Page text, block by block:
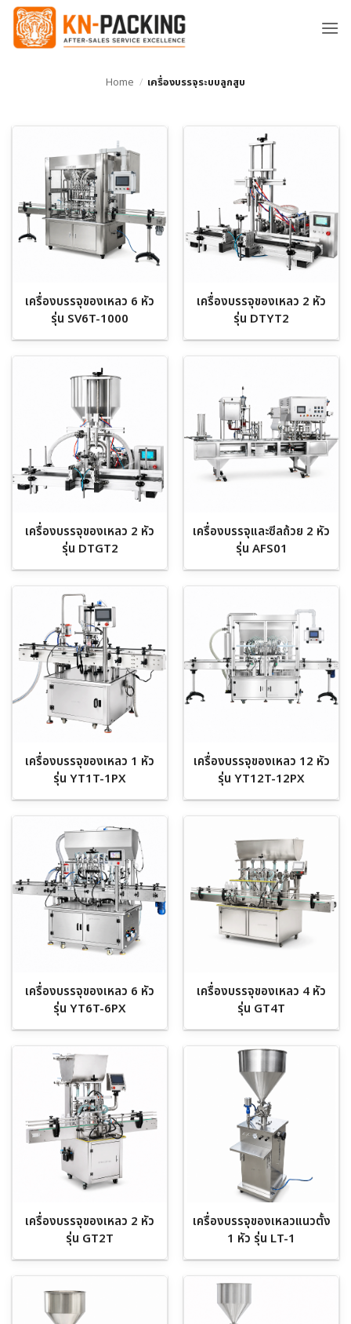
ข้าม
ยัง
Home / เครื่องบรรจุระบบลูกสูบ
เครื่องบรรจุของเหลว 6 หัว
รุ่น SV6T-1000
เครื่องบรรจุของเหลว 2 หัว
รุ่น DTYT2
เครื่องบรรจุของเหลว 2 หัว
รุ่น DTGT2
เครื่องบรรจุและซีลถ้วย 2 หัว
รุ่น AFS01
เครื่องบรรจุของเหลว 1 หัว
รุ่น YT1T-1PX
เครื่องบรรจุของเหลว 12 หัว
รุ่น YT12T-12PX
เครื่องบรรจุของเหลว 6 หัว
รุ่น YT6T-6PX
เครื่องบรรจุของเหลว 4 หัว
รุ่น GT4T
เครื่องบรรจุของเหลว 2 หัว
รุ่น GT2T
เครื่องบรรจุของเหลวแนวตั้ง
1 หัว รุ่น LT-1